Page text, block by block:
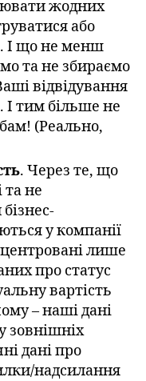
жодних
або
І що не менш
та не збираємо
відвідування
І тим більше не
(Реально,
. Через те, що
та не
у компанії
лише
про статус
вартість
– наші дані
зовнішніх
дані про
надсилання